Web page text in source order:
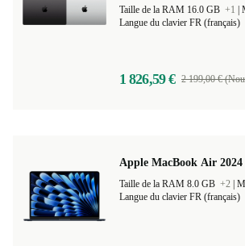
Taille de la RAM 16.0 GB +1
Langue du clavier FR (français)
1 826,59 € 2 199,00 €
Apple MacBook Air
Taille de la RAM 8.0 GB +2
Langue du clavier FR (français)